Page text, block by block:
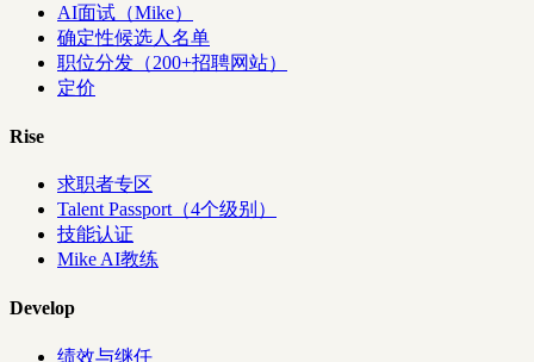
AI面试（Mike）
确定性候选人名单
职位分发（200+招聘网站）
定价
Rise
求职者专区
Talent Passport（4个级别）
技能认证
Mike AI教练
Develop
绩效与继任